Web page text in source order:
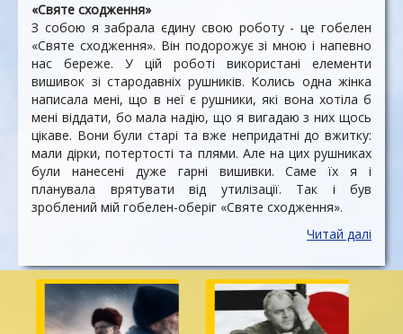
«Святе сходження»
З собою я забрала єдину свою роботу - це гобелен
«Святе сходження». Він подорожує зі мною і напевно
нас береже. У цій роботі використані елементи
вишивок зі стародавніх рушників. Колись одна жінка
написала мені, що в неї є рушники, які вона хотіла б
мені віддати, бо мала надію, що я вигадаю з них щось
цікаве. Вони були старі та вже непридатні до вжитку:
мали дірки, потертості та плями. Але на цих рушниках
були нанесені дуже гарні вишивки. Саме їх я і
планувала врятувати від утилізації. Так і був
зроблений мій гобелен-оберіг «Святе сходження».
Читай далі